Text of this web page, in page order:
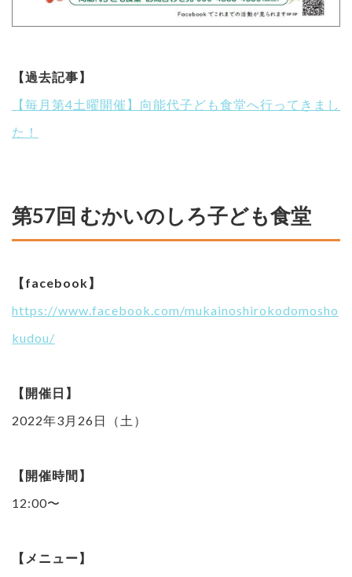
【過去記事】
【毎月第4土曜開催】向能代子ども食堂へ行ってきまし
た！
第57回 むかいのしろ子ども食堂
【facebook】
https://www.facebook.com/mukainoshirokodomosho
kudou/
【開催日】
2022年3月26日（土）
【開催時間】
12:00〜
【メニュー】